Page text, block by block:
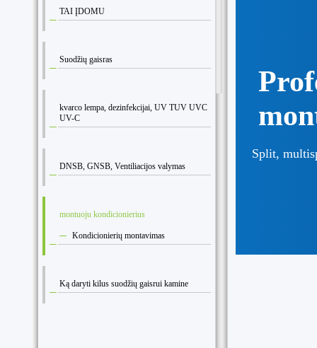
TAI ĮDOMU
Suodžių gaisras
kvarco lempa, dezinfekcijai, UV TUV UVC
UV-C
DNSB, GNSB, Ventiliacijos valymas
montuoju kondicionierius
Kondicionierių montavimas
Ką daryti kilus suodžių gaisrui kamine
Split,